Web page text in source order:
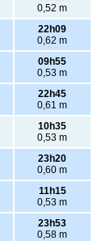
0,52 m
22h09
0,62 m
09h55
0,53 m
22h45
0,61 m
10h35
0,53 m
23h20
0,60 m
11h15
0,53 m
23h53
0,58 m